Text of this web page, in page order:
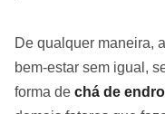
De qualquer maneira,
bem-estar sem igual,
forma de chá de